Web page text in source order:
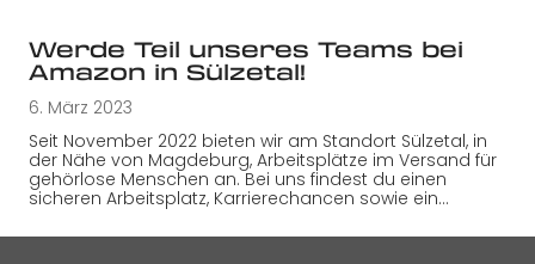
Werde Teil unseres Teams bei
Amazon in Sülzetal!
6. März 2023
Seit November 2022 bieten wir am Standort Sülzetal, in
der Nähe von Magdeburg, Arbeitsplätze im Versand für
gehörlose Menschen an. Bei uns findest du einen
sicheren Arbeitsplatz, Karrierechancen sowie ein…